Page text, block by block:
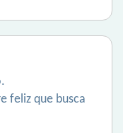
feliz que busca